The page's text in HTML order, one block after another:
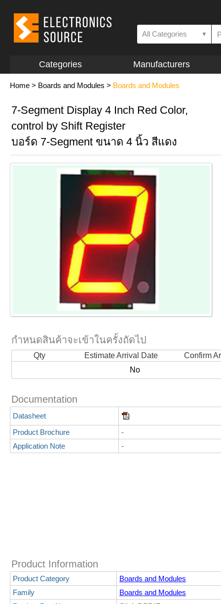
All Categories ▼
Categories Manufacturers
Home > Boards and Modules > Boards and Modules
7-Segment Display 4 Inch Red Color,
control by Shift Register
บอร์ด 7-Segment ขนาด 4 นิ้ว สีแดง
กำหนดสินค้าจะเข้าในครั้งถัดไป
Qty Estimate Arrival Date
Confirm
No
Documentation
Datasheet
Product Brochure
-
Application Note
-
Product Information
Product Category
Boards and Modules
Family
Boards and Modules